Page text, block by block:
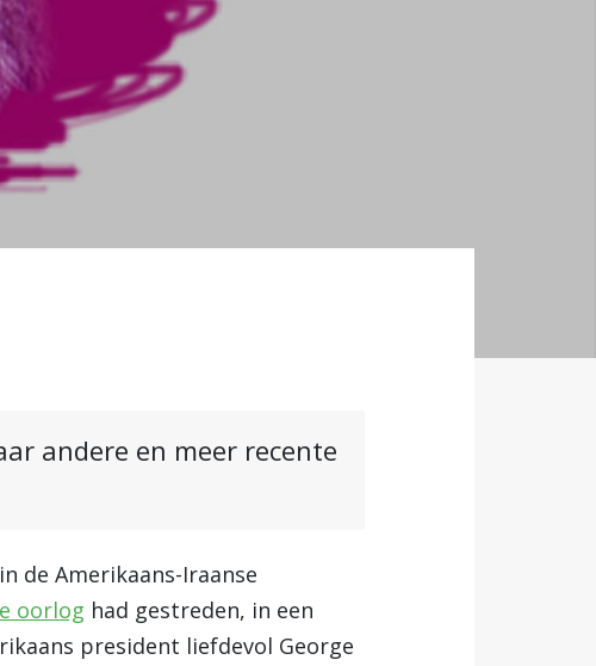
andere en meer recente
de Amerikaans-Iraanse
oorlog had gestreden, in een
president liefdevol George